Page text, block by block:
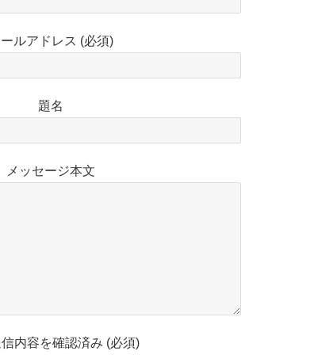
ルアドレス (必須)
題名
メッセージ本文
内容を確認済み (必須)